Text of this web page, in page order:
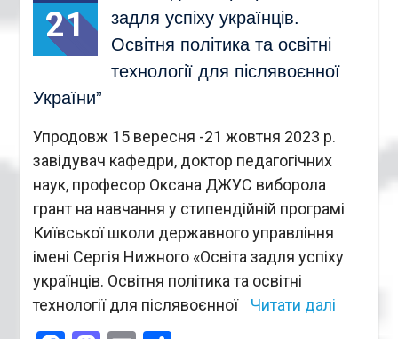
21
задля успіху українців.
Освітня політика та освітні
технології для післявоєнної
України”
Упродовж 15 вересня -21 жовтня 2023 р.
завідувач кафедри, доктор педагогічних
наук, професор Оксана ДЖУС виборола
грант на навчання у стипендійній програмі
Київської школи державного управління
імені Сергія Нижного «Освіта задля успіху
українців. Освітня політика та освітні
технології для післявоєнної
Читати далі